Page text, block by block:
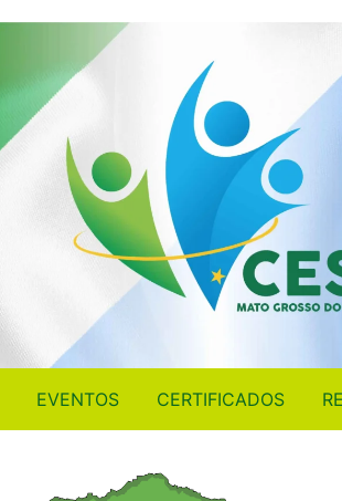
EVENTOS CERTIFICADOS